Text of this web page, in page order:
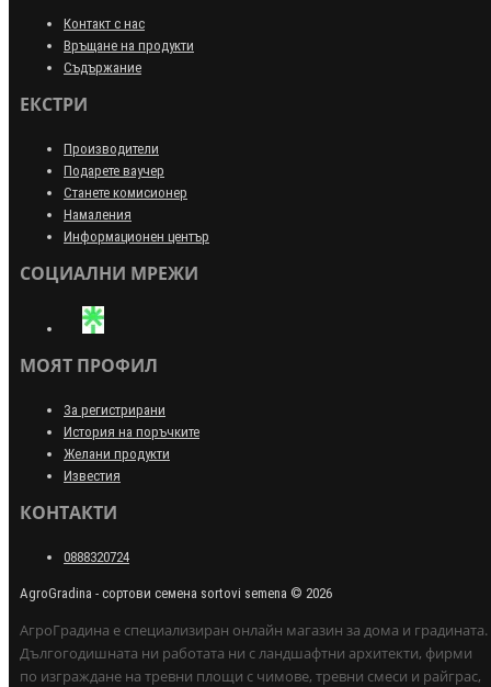
Контакт с нас
Връщане на продукти
Съдържание
ЕКСТРИ
Производители
Подарете ваучер
Станете комисионер
Намаления
Информационен център
СОЦИАЛНИ МРЕЖИ
МОЯТ ПРОФИЛ
За регистрирани
История на поръчките
Желани продукти
Известия
КОНТАКТИ
0888320724
AgroGradina - сортови семена sortovi semena © 2026
АгроГрадина е специализиран онлайн магазин за дома и градината.
Дългогодишната ни работата ни с ландшафтни архитекти, фирми
по изграждане на тревни площи с чимове, тревни смеси и райграс,